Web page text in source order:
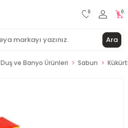
Ara
0 0
Duş ve Banyo Ürünleri Sabun